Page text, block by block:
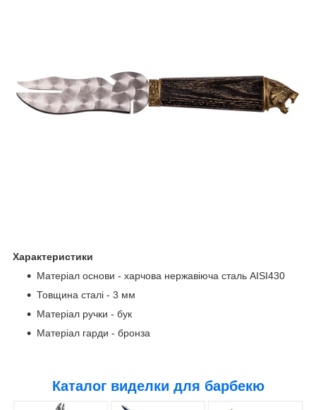
Характеристики
Матеріал основи - харчова нержавіюча сталь AISI430
Товщина сталі - 3 мм
Матеріал ручки - бук
Матеріал гарди - бронза
Каталог виделки для барбекю